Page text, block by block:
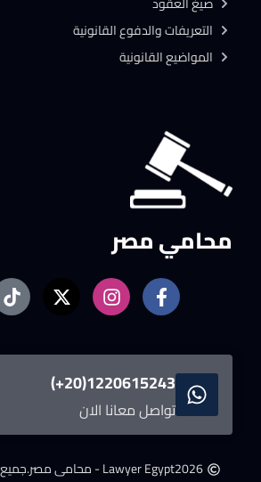
محامي مصر
1220615243(20+)
تواصل معانا الان
2026Lawyer Egypt - محامى مصر.
التعريفات والدفوع القانونية
المواضيع القانونية